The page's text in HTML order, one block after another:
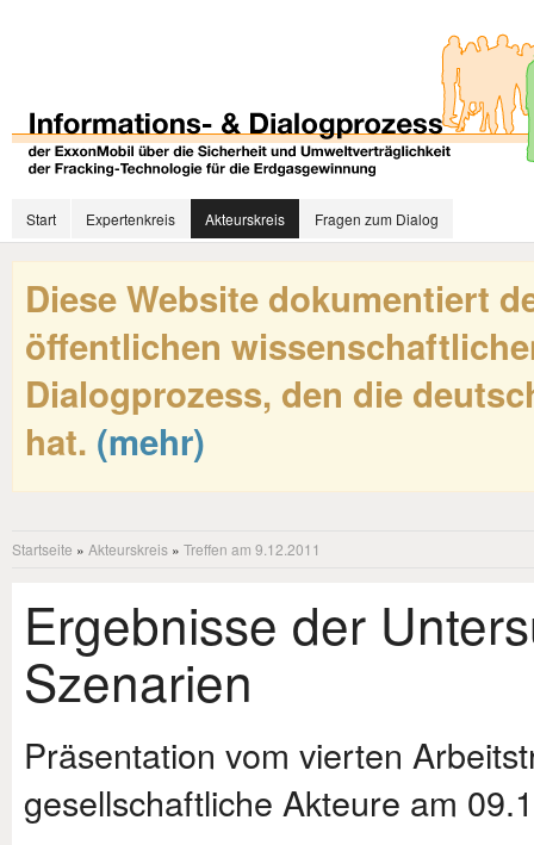
Start Expertenkreis Akteurskreis Fragen zum Dialog
Diese Website dokumentiert
öffentlichen
Dialogprozess, den die
hat. (mehr)
Startseite » Akteurskreis » Treffen am 9.12.2011
Ergebnisse der
Szenarien
Präsentation vom vierten
gesellschaftliche Akteure am